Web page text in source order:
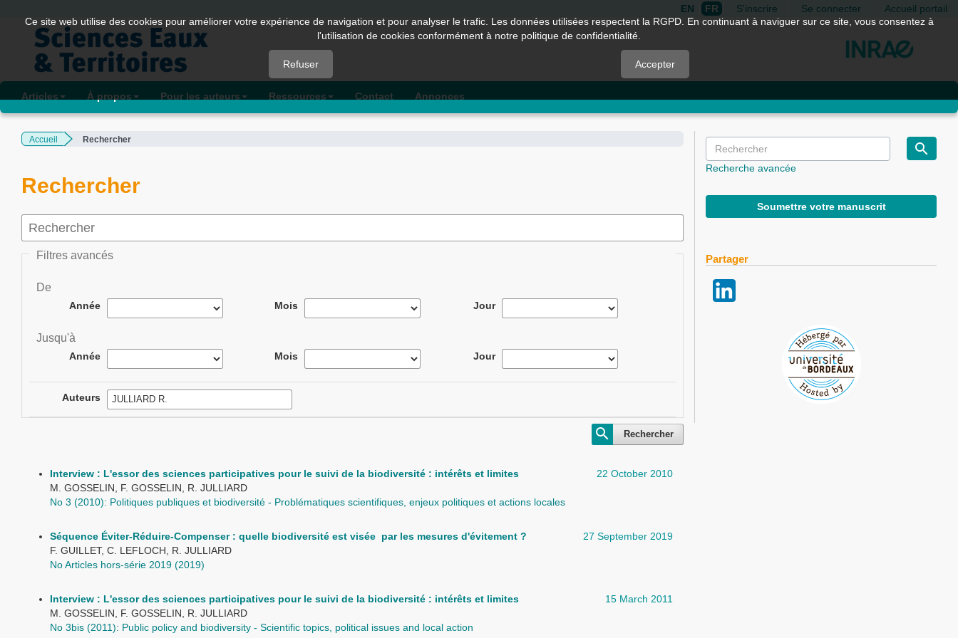
Quick
jump
page
content
Navigation
Main
Sidebar
EN FR S'inscrire Se connecter Accueil portail
Articles À propos Pour les auteurs Ressources Contact Annonces
Accueil Rechercher
Rechercher
Filtres avancés
De
Année Mois Jour
Jusqu'à
Année Mois Jour
Auteurs
Rechercher
22 October 2010
Interview : L'essor des sciences participatives pour le suivi de la biodiversité : intérêts et limites
M. GOSSELIN, F. GOSSELIN, R. JULLIARD
No 3 (2010): Politiques publiques et biodiversité - Problématiques scientifiques, enjeux politiques et actions locales
27 September 2019
Séquence Éviter-Réduire-Compenser : quelle biodiversité est visée par les mesures d'évitement ?
F. GUILLET, C. LEFLOCH, R. JULLIARD
No Articles hors-série 2019 (2019)
15 March 2011
Interview : L'essor des sciences participatives pour le suivi de la biodiversité : intérêts et limites
M. GOSSELIN, F. GOSSELIN, R. JULLIARD
No 3bis (2011): Public policy and biodiversity - Scientific topics, political issues and local action
Recherche avancée
Soumettre votre manuscrit
Partager
Ce site web utilise des cookies pour améliorer votre expérience de navigation et pour analyser le trafic. Les données utilisées respectent la RGPD. En continuant à naviguer sur ce site, vous consentez à
l'utilisation de cookies conformément à notre politique de confidentialité.
Refuser Accepter